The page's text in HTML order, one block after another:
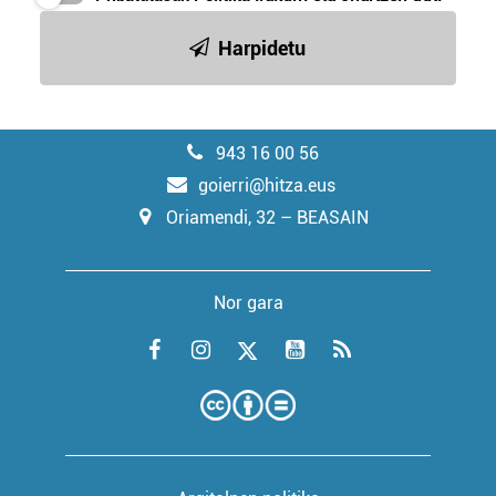
Harpidetu
943 16 00 56
goierri@hitza.eus
Oriamendi, 32 – BEASAIN
Nor gara